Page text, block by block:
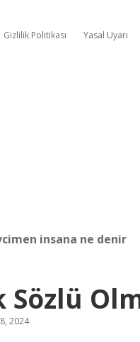
Gizlilik Politikası Yasal Uyarı
insana ne denir
Sözlü
2024